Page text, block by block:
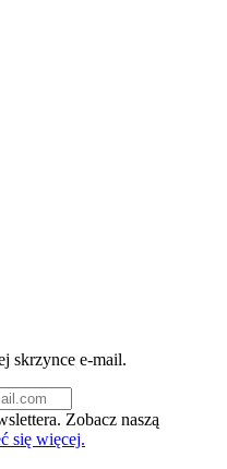
skrzynce e-mail.
Zobacz naszą
się więcej.